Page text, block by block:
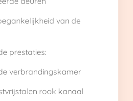
van de
prestaties:
verbrandingskamer
rook kanaal